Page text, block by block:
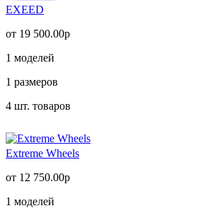
EXEED
от 19 500.00р
1 моделей
1 размеров
4 шт. товаров
Extreme Wheels
от 12 750.00р
1 моделей